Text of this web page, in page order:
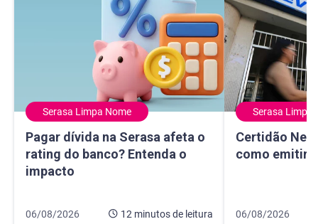
Serasa Limpa Nome
Pagar dívida na Serasa afeta o
rating do banco? Entenda o
impacto
Pagar dívida na Serasa afeta o rating do banco? Entenda
Data de publicação 6 de agosto de 2026
06/08/2026 12 minutosde leitura
12 minutos de leitura
Serasa Limpa
Certidão
como emitir
Certidão
Data de
06/08/2026
8 minutos de